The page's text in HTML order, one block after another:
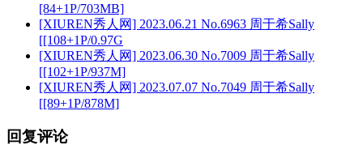
[84+1P/703MB]
[XIUREN秀人网] 2023.06.21 No.6963 周于希Sally
[[108+1P/0.97G
[XIUREN秀人网] 2023.06.30 No.7009 周于希Sally
[[102+1P/937M]
[XIUREN秀人网] 2023.07.07 No.7049 周于希Sally
[[89+1P/878M]
回复评论